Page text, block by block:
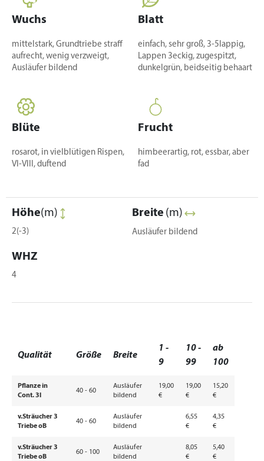
Wuchs
mittelstark, Grundtriebe straff
aufrecht, wenig verzweigt,
Ausläufer bildend
Blatt
einfach, sehr groß, 3-5lappig,
Lappen 3eckig, zugespitzt,
dunkelgrün, beidseitig behaart
Blüte
rosarot, in vielblütigen Rispen,
VI-VIII, duftend
Frucht
himbeerartig, rot, essbar, aber
fad
Höhe(m)
2(-3)
Breite (m)
Ausläufer bildend
WHZ
4
Qualität Größe Breite
1 -
9
10 -
99
ab
100
Pflanze in
Cont. 3l
40 - 60
Ausläufer
bildend
19,00
€
19,00
€
15,20
€
v.Sträucher 3
Triebe oB
40 - 60
Ausläufer
bildend
6,55
€
4,35
€
v.Sträucher 3
Triebe oB
60 - 100
Ausläufer
bildend
8,05
€
5,40
€